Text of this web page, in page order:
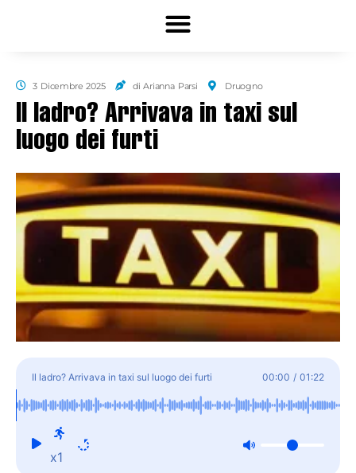
3 Dicembre 2025 di Arianna Parsi Druogno
Il ladro? Arrivava in taxi sul
luogo dei furti
Il ladro? Arrivava in taxi sul luogo dei furti 00:00 / 01:22
x1